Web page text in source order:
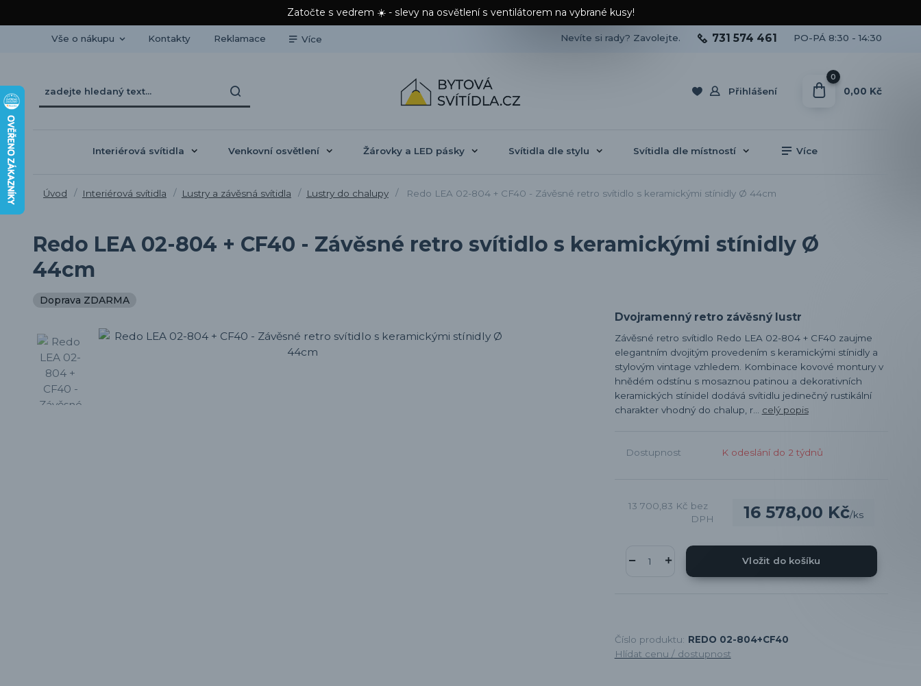
Zatočte s vedrem ☀️ - slevy na osvětlení s ventilátorem na vybrané kusy!
Vše o nákupu Kontakty Reklamace Více
Přihlášení
Nevíte si rady? Zavolejte. 731 574 461 PO-PÁ 8:30 - 14:30
0
0,00 Kč
Interiérová svítidla Venkovní osvětlení Žárovky a LED pásky Svítidla dle stylu Svítidla dle místností Více
Úvod Interiérová svítidla Lustry a závěsná svítidla Lustry do chalupy Redo LEA 02-804 + CF40 - Závěsné retro svítidlo s keramickými stínidly Ø 44cm
Redo LEA 02-804 + CF40 - Závěsné retro svítidlo s keramickými stínidly Ø
44cm
Doprava ZDARMA
Dvojramenný retro závěsný lustr
Závěsné retro svítidlo Redo LEA 02-804 + CF40 zaujme
elegantním dvojitým provedením s keramickými stínidly a
stylovým vintage vzhledem. Kombinace kovové montury v
hnědém odstínu s mosaznou patinou a dekorativních
keramických stínidel dodává svítidlu jedinečný rustikální
charakter vhodný do chalup, r... celý popis
Dostupnost K odeslání do 2 týdnů
16 578,00 Kč/ks
13 700,83 Kč bez
DPH
Vložit do košíku
Číslo produktu: REDO 02-804+CF40
Hlídat cenu / dostupnost